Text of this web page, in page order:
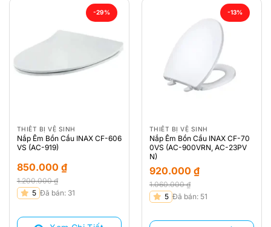
-29%
THIẾT BỊ VỆ SINH
Nắp Êm Bồn Cầu INAX CF-606
VS (AC-919)
1.200.000₫
Giá
là:
850.000 ₫
Giá
tại
5 Đã bán: 31
-13%
THIẾT BỊ VỆ SINH
Nắp Êm Bồn Cầu INAX CF-70
0VS (AC-900VRN, AC-23PV
N)
1.060.000₫
Giá
là:
920.000 ₫
Giá
tại
5 Đã bán: 51